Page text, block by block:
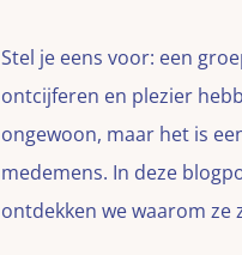
Stel je eens voor: een
ontcijferen en plezier
ongewoon, maar het is
medemens. In deze
ontdekken we waarom ze